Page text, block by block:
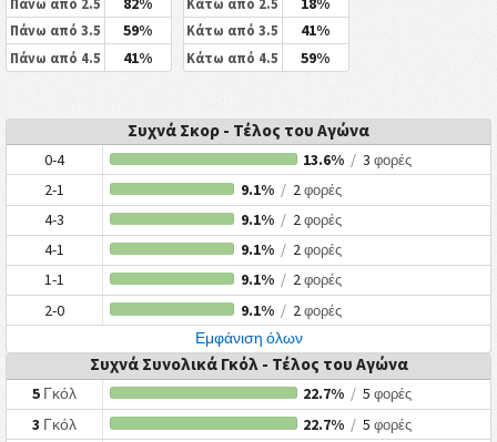
Πάνω από 2.5
Πάνω από 3.5 59%
Πάνω από 4.5 41%
Κάτω από 2.5
Κάτω από 3.5 41%
Κάτω από 4.5 59%
Συχνά Σκορ - Τέλος του Αγώνα
0-4 13.6% / 3φορές
2-1 9.1% /2 φορές
4-3 9.1% /2 φορές
4-1 9.1% /2 φορές
1-1 9.1% /2 φορές
2-0 9.1% /2 φορές
Εμφάνιση όλων
Συχνά Συνολικά Γκόλ - Τέλος του Αγώνα
5 Γκόλ 22.7% / 5φορές
3 Γκόλ 22.7% / 5φορές